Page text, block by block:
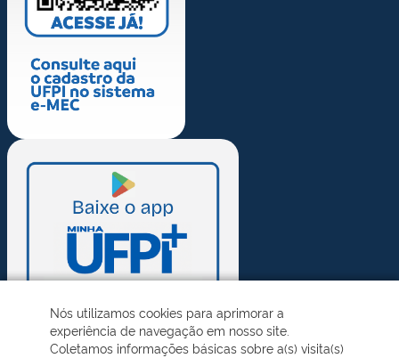
Nós utilizamos cookies para aprimorar a
experiência de navegação em nosso site.
Coletamos informações básicas sobre a(s) visita(s)